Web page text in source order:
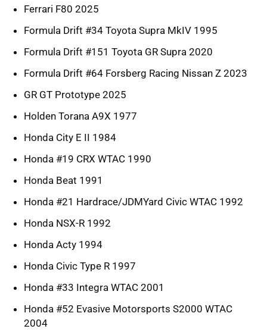
Ferrari F80 2025
Formula Drift #34 Toyota Supra MkIV 1995
Formula Drift #151 Toyota GR Supra 2020
Formula Drift #64 Forsberg Racing Nissan Z 2023
GR GT Prototype 2025
Holden Torana A9X 1977
Honda City E II 1984
Honda #19 CRX WTAC 1990
Honda Beat 1991
Honda #21 Hardrace/JDMYard Civic WTAC 1992
Honda NSX-R 1992
Honda Acty 1994
Honda Civic Type R 1997
Honda #33 Integra WTAC 2001
Honda #52 Evasive Motorsports S2000 WTAC
2004